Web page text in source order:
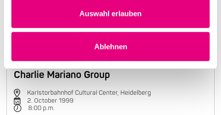
Auswahl erlauben
Ablehnen
Learn more
Charlie Mariano Group
Karlstorbahnhof Cultural Center, Heidelberg
2. October 1999
8:00 p.m.